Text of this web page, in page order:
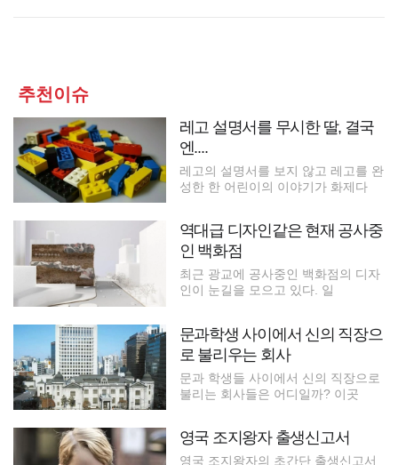
추천이슈
레고 설명서를 무시한 딸, 결국
엔....
레고의 설명서를 보지 않고 레고를 완
성한 한 어린이의 이야기가 화제다
역대급 디자인같은 현재 공사중
인 백화점
최근 광교에 공사중인 백화점의 디자
인이 눈길을 모으고 있다. 일
문과학생 사이에서 신의 직장으
로 불리우는 회사
문과 학생들 사이에서 신의 직장으로
불리는 회사들은 어디일까? 이곳
영국 조지왕자 출생신고서
영국 조지왕자의 초간단 출생신고서